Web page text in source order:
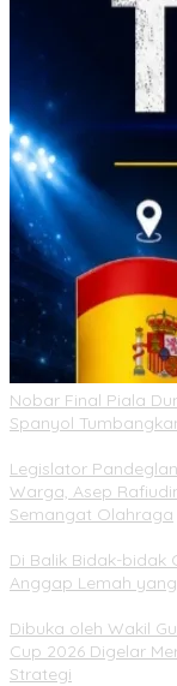
Nobar Final Piala
Spanyol
Legislator
Warga, Asep
Semangat Olahraga
Di Balik Bidak-bidak
Anggap Lemah
Dibuka oleh Wakil
Cup 2026 Digelar
Strategi